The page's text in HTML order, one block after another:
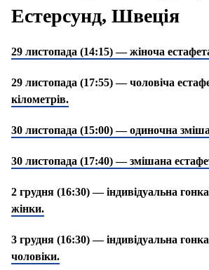
Естерсунд, Швеція
29 листопада (14:15) — жіноча
29 листопада (17:55) — чоловіча
кілометрів.
30 листопада (15:00) — одиночна
30 листопада (17:40) — змішана
2 грудня (16:30) — індивідуальна
жінки.
3 грудня (16:30) — індивідуальна
чоловіки.